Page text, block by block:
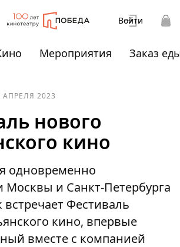
Войти
Мероприятия Заказ
АПРЕЛЯ 2023
нового
кино
одновременно
Москвы и Санкт-Петербурга
Фестиваль
кино, впервые
вместе с компанией